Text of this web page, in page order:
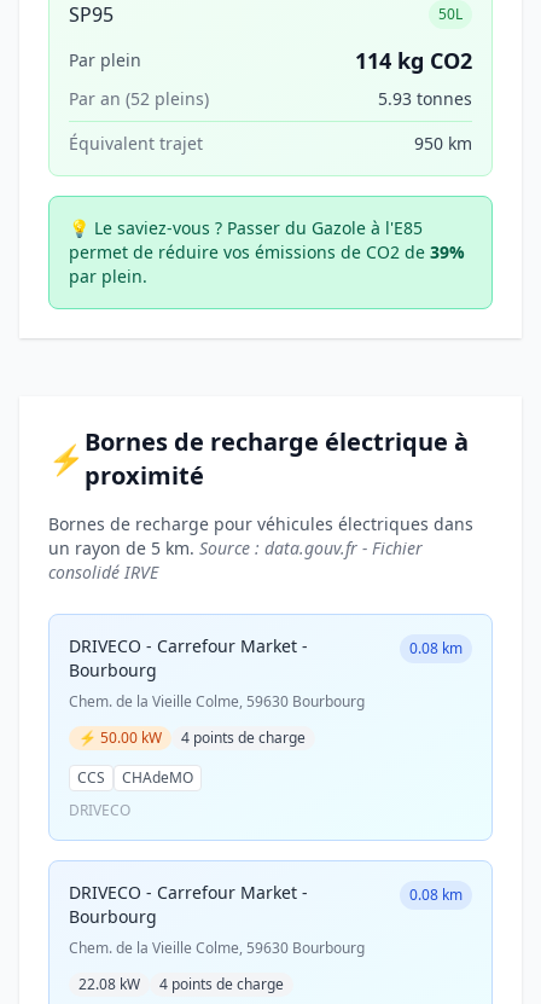
SP95 50L
Par plein 114 kg CO2
Par an (52 pleins)
5.93 tonnes
Équivalent trajet
950 km
💡 Le saviez-vous ? Passer du Gazole à l'E85
permet de réduire vos émissions de CO2 de 39%
par plein.
⚡ Bornes de recharge électrique à
proximité
Bornes de recharge pour véhicules électriques dans
un rayon de 5 km. Source : data.gouv.fr - Fichier
consolidé IRVE
DRIVECO - Carrefour Market -
Bourbourg
0.08 km
Chem. de la Vieille Colme, 59630 Bourbourg
⚡ 50.00 kW
4 points de charge
CCS
CHAdeMO
DRIVECO
DRIVECO - Carrefour Market -
Bourbourg
0.08 km
Chem. de la Vieille Colme, 59630 Bourbourg
22.08 kW
4 points de charge